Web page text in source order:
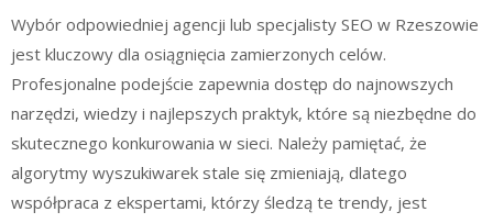
Wybór odpowiedniej agencji lub specjalisty SEO w Rzeszowie
jest kluczowy dla osiągnięcia zamierzonych celów.
Profesjonalne podejście zapewnia dostęp do najnowszych
narzędzi, wiedzy i najlepszych praktyk, które są niezbędne do
skutecznego konkurowania w sieci. Należy pamiętać, że
algorytmy wyszukiwarek stale się zmieniają, dlatego
współpraca z ekspertami, którzy śledzą te trendy, jest